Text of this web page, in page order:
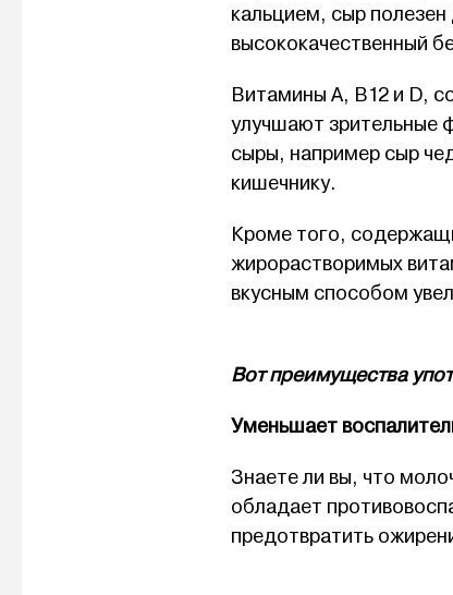
кальцием, сыр
высококачественный
Витамины A, B12 и D,
улучшают зрительные
сыры, например сыр
кишечнику.
Кроме того,
жирорастворимых
вкусным способом
Вот преимущества
Уменьшает
Знаете ли вы, что
обладает
предотвратить